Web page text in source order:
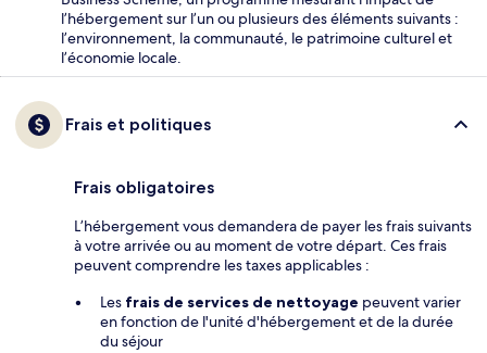
l’hébergement sur l’un ou plusieurs des éléments suivants :
l’environnement, la communauté, le patrimoine culturel et
l’économie locale.
Frais et politiques
Frais obligatoires
L’hébergement vous demandera de payer les frais suivants
à votre arrivée ou au moment de votre départ. Ces frais
peuvent comprendre les taxes applicables :
Les frais de services de nettoyage peuvent varier
en fonction de l'unité d'hébergement et de la durée
du séjour